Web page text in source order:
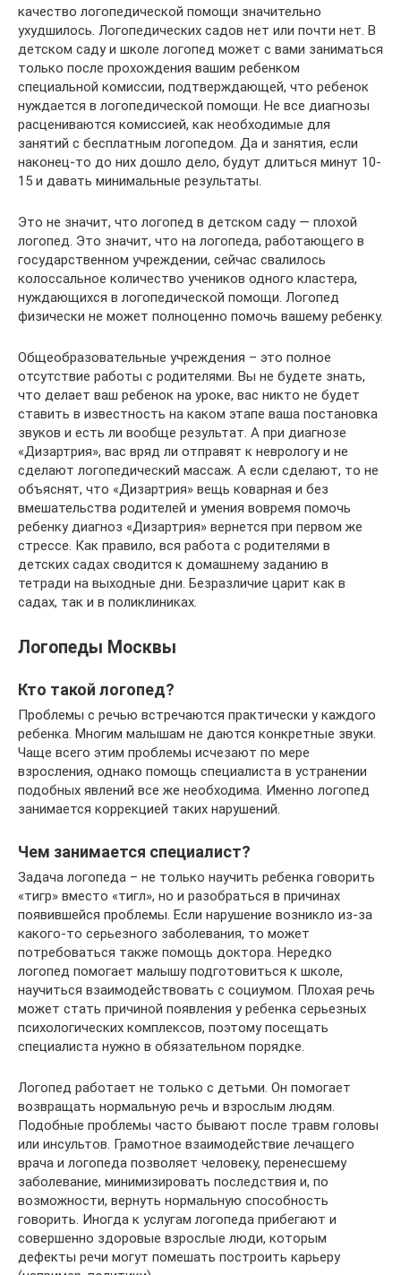
качество логопедической помощи значительно
ухудшилось. Логопедических садов нет или почти нет. В
детском саду и школе логопед может с вами заниматься
только после прохождения вашим ребенком
специальной комиссии, подтверждающей, что ребенок
нуждается в логопедической помощи. Не все диагнозы
расцениваются комиссией, как необходимые для
занятий с бесплатным логопедом. Да и занятия, если
наконец-то до них дошло дело, будут длиться минут 10-
15 и давать минимальные результаты.
Это не значит, что логопед в детском саду — плохой
логопед. Это значит, что на логопеда, работающего в
государственном учреждении, сейчас свалилось
колоссальное количество учеников одного кластера,
нуждающихся в логопедической помощи. Логопед
физически не может полноценно помочь вашему ребенку.
Общеобразовательные учреждения – это полное
отсутствие работы с родителями. Вы не будете знать,
что делает ваш ребенок на уроке, вас никто не будет
ставить в известность на каком этапе ваша постановка
звуков и есть ли вообще результат. А при диагнозе
«Дизартрия», вас вряд ли отправят к неврологу и не
сделают логопедический массаж. А если сделают, то не
объяснят, что «Дизартрия» вещь коварная и без
вмешательства родителей и умения вовремя помочь
ребенку диагноз «Дизартрия» вернется при первом же
стрессе. Как правило, вся работа с родителями в
детских садах сводится к домашнему заданию в
тетради на выходные дни. Безразличие царит как в
садах, так и в поликлиниках.
Логопеды Москвы
Кто такой логопед?
Проблемы с речью встречаются практически у каждого
ребенка. Многим малышам не даются конкретные звуки.
Чаще всего этим проблемы исчезают по мере
взросления, однако помощь специалиста в устранении
подобных явлений все же необходима. Именно логопед
занимается коррекцией таких нарушений.
Чем занимается специалист?
Задача логопеда – не только научить ребенка говорить
«тигр» вместо «тигл», но и разобраться в причинах
появившейся проблемы. Если нарушение возникло из-за
какого-то серьезного заболевания, то может
потребоваться также помощь доктора. Нередко
логопед помогает малышу подготовиться к школе,
научиться взаимодействовать с социумом. Плохая речь
может стать причиной появления у ребенка серьезных
психологических комплексов, поэтому посещать
специалиста нужно в обязательном порядке.
Логопед работает не только с детьми. Он помогает
возвращать нормальную речь и взрослым людям.
Подобные проблемы часто бывают после травм головы
или инсультов. Грамотное взаимодействие лечащего
врача и логопеда позволяет человеку, перенесшему
заболевание, минимизировать последствия и, по
возможности, вернуть нормальную способность
говорить. Иногда к услугам логопеда прибегают и
совершенно здоровые взрослые люди, которым
дефекты речи могут помешать построить карьеру